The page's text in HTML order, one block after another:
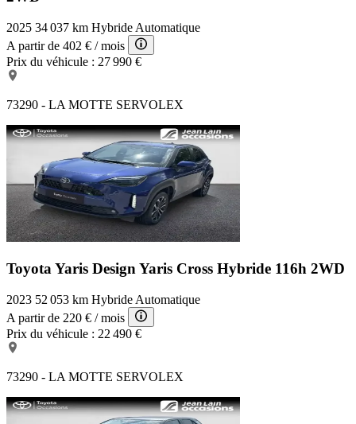
2025 34 037 km Hybride Automatique
A partir de 402 € / mois
Prix du véhicule : 27 990 €
73290 - LA MOTTE SERVOLEX
Toyota Yaris Design Yaris Cross Hybride 116h 2WD
2023 52 053 km Hybride Automatique
A partir de 220 € / mois
Prix du véhicule : 22 490 €
73290 - LA MOTTE SERVOLEX